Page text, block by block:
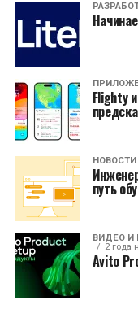
Flighty
НОВОСТИ
путь
ВИДЕО И
2 года
Avito